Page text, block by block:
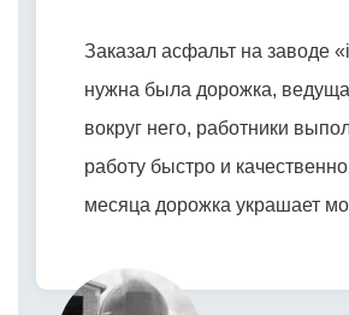
Заказал асфальт на заводе
нужна была дорожка,
вокруг него, работники
работу быстро и
месяца дорожка украшает